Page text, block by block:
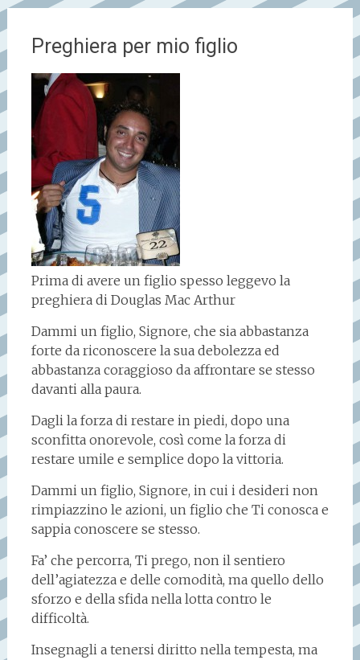
Preghiera per mio figlio
Prima di avere un figlio spesso leggevo la
preghiera di Douglas Mac Arthur
Dammi un figlio, Signore, che sia abbastanza
forte da riconoscere la sua debolezza ed
abbastanza coraggioso da affrontare se stesso
davanti alla paura.
Dagli la forza di restare in piedi, dopo una
sconfitta onorevole, così come la forza di
restare umile e semplice dopo la vittoria.
Dammi un figlio, Signore, in cui i desideri non
rimpiazzino le azioni, un figlio che Ti conosca e
sappia conoscere se stesso.
Fa’ che percorra, Ti prego, non il sentiero
dell’agiatezza e delle comodità, ma quello dello
sforzo e della sfida nella lotta contro le
difficoltà.
Insegnagli a tenersi diritto nella tempesta, ma